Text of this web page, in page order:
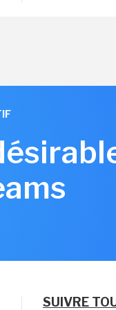
SUIVRE